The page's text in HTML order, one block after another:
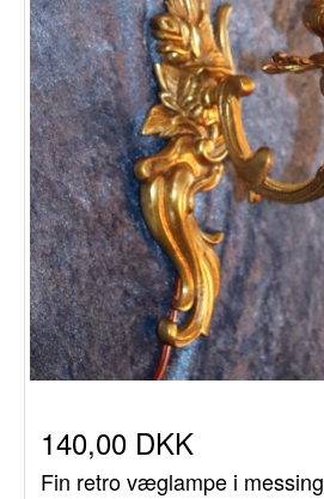
140,00 DKK
Fin retro væglampe i messing